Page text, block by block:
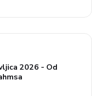
2026 - Od